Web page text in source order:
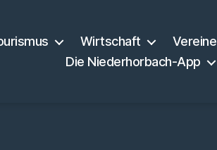
Wirtschaft Vereine
Die Niederhorbach-App